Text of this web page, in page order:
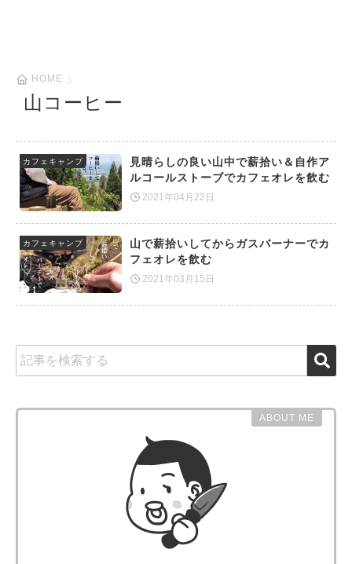
HOME
山コーヒー
見晴らしの良い山中で薪拾い＆自作ア
ルコールストーブでカフェオレを飲む
2021年04月22日
カフェキャンプ
山で薪拾いしてからガスバーナーでカ
フェオレを飲む
2021年03月15日
カフェキャンプ
ABOUT ME